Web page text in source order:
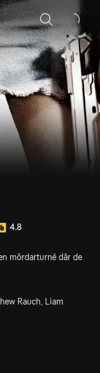
Sök
4.8
mördarturné där de
Rauch, Liam